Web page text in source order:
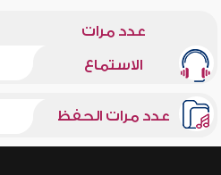
عدد مرات
الاستماع
عدد مرات الحفظ